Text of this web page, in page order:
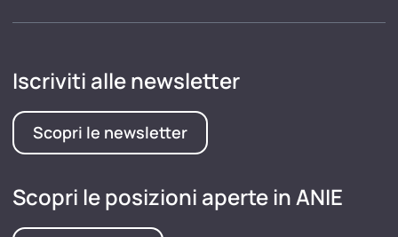
Iscriviti alle newsletter
Scopri le newsletter
Scopri le posizioni aperte in ANIE